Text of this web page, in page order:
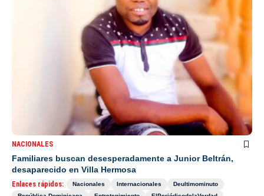
NACIONALES
Familiares buscan desesperadamente a Junior Beltrán,
desaparecido en Villa Hermosa
Enlaces rápidos: Nacionales Internacionales
Deultimominuto